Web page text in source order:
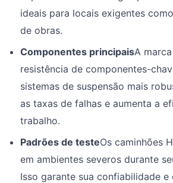
ideais para locais exigentes
de obras.
Componentes principaisA
resistência de componentes-
sistemas de suspensão mais
as taxas de falhas e aumenta a
trabalho.
Padrões de testeOs caminhões
em ambientes severos durante
Isso garante sua confiabilidade e